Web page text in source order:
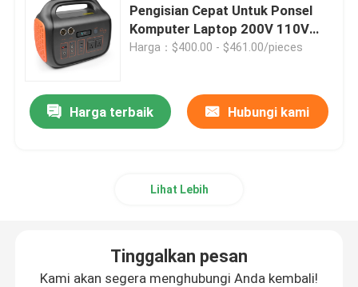
Baterai LiFePO4 12V
Baterai Lifepo4 24V
Pembangkit Listrik Portabel Lithium
Pengisian Cepat Untuk Ponsel
Komputer Laptop 200V 110V
1000W 24V 42Ah
Harga：$400.00 - $461.00/pieces
Harga terbaik Hubungi kami
Lihat Lebih
Tinggalkan pesan
Kami akan segera menghubungi Anda kembali!